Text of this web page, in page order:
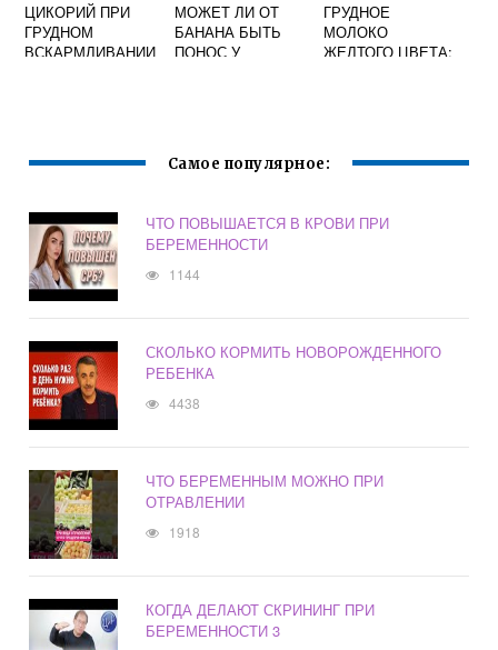
ЦИКОРИЙ ПРИ
ГРУДНОМ
ВСКАРМЛИВАНИИ
МОЖЕТ ЛИ ОТ
БАНАНА БЫТЬ
ПОНОС У
ГРУДНОЕ
МОЛОКО
ЖЕЛТОГО ЦВЕТА:
Самое популярное:
ЧТО ПОВЫШАЕТСЯ В КРОВИ ПРИ
БЕРЕМЕННОСТИ
1144
СКОЛЬКО КОРМИТЬ НОВОРОЖДЕННОГО
РЕБЕНКА
4438
ЧТО БЕРЕМЕННЫМ МОЖНО ПРИ
ОТРАВЛЕНИИ
1918
КОГДА ДЕЛАЮТ СКРИНИНГ ПРИ
БЕРЕМЕННОСТИ 3